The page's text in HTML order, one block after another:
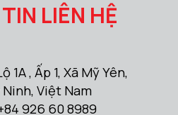
LIÊN HỆ
1A , Ấp 1, Xã Mỹ Yên,
Việt Nam
926 60 8989